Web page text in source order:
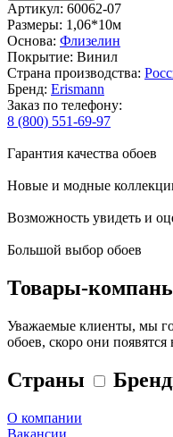
Артикул: 60062-07
Размеры: 1,06*10м
Основа: Флизелин
Покрытие: Винил
Страна производства:
Бренд: Erismann
Заказ по телефону:
8 (800) 551-69-97
Гарантия качества обоев
Новые и модные
Возможность увидеть и
Большой выбор обоев
Товары-
Уважаемые клиенты, мы
обоев, скоро они появятся
Страны
О компании
Вакансии